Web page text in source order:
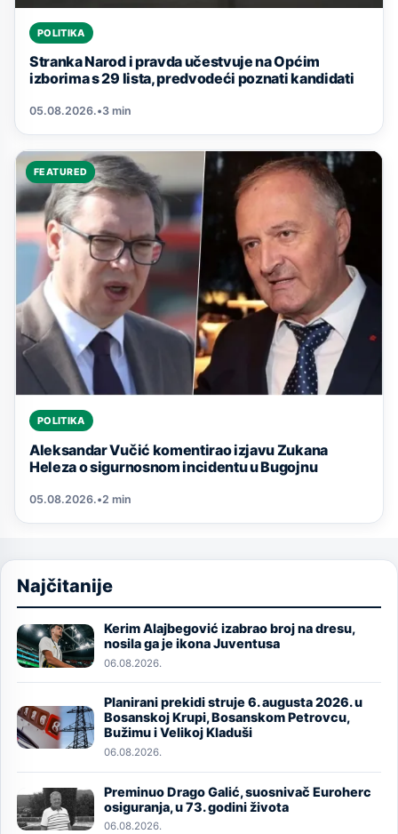
POLITIKA
Stranka Narod i pravda učestvuje na Općim
izborima s 29 lista, predvodeći poznati kandidati
05.08.2026.•3 min
FEATURED
POLITIKA
Aleksandar Vučić komentirao izjavu Zukana
Heleza o sigurnosnom incidentu u Bugojnu
05.08.2026.•2 min
Najčitanije
Image
Kerim Alajbegović izabrao broj na dresu,
nosila ga je ikona Juventusa
06.08.2026.
Image
Planirani prekidi struje 6. augusta 2026. u
Bosanskoj Krupi, Bosanskom Petrovcu,
Bužimu i Velikoj Kladuši
06.08.2026.
Image
Preminuo Drago Galić, suosnivač Euroherc
osiguranja, u 73. godini života
06.08.2026.